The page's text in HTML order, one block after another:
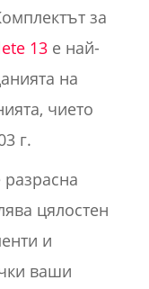
за
13е най-
на
чието
г.
разрасна
цялостен
и
ваши